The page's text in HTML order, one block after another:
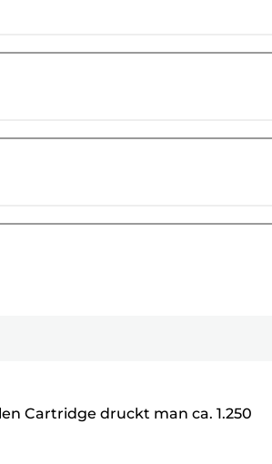
Cartridge druckt man ca. 1.250